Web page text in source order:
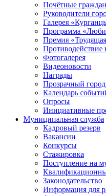
Почётные
Руководители
Галерея
Программа
Премия
Противодействие
Фотогалерея
Видеоновости
Награды
Прозрачный город
Календарь
Опросы
Инициативные
Муниципальная служба
Кадровый резерв
Вакансии
Конкурсы
Стажировка
Поступление на
Законодательство
Информация для